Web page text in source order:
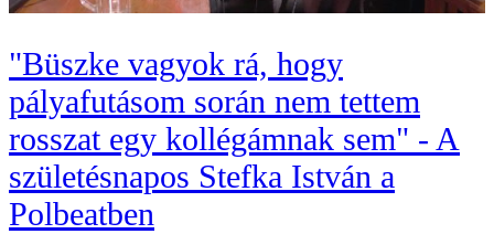
"Büszke vagyok rá, hogy
pályafutásom során nem tettem
rosszat egy kollégámnak sem" - A
születésnapos Stefka István a
Polbeatben